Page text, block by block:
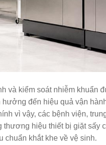
và kiểm soát nhiễm khuẩn
đến hiệu quả vận
vì vậy, các bệnh viện,
hiệu thiết bị giặt sấy
chuẩn khắt khe về vệ sinh.